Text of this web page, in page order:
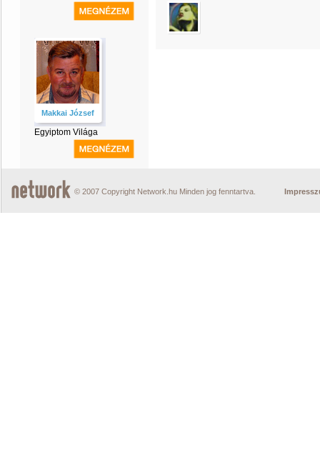
Makkai József
Egyiptom Világa
© 2007 Copyright Network.hu Minden jog fenntartva.